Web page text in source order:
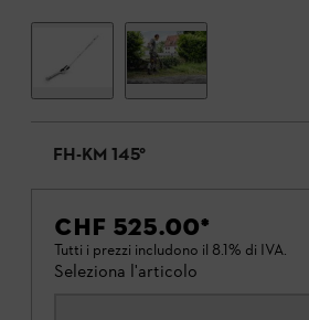
FH-KM 145°
CHF 525.00*
Tutti i prezzi includono il 8.1% di IVA.
Seleziona l'articolo